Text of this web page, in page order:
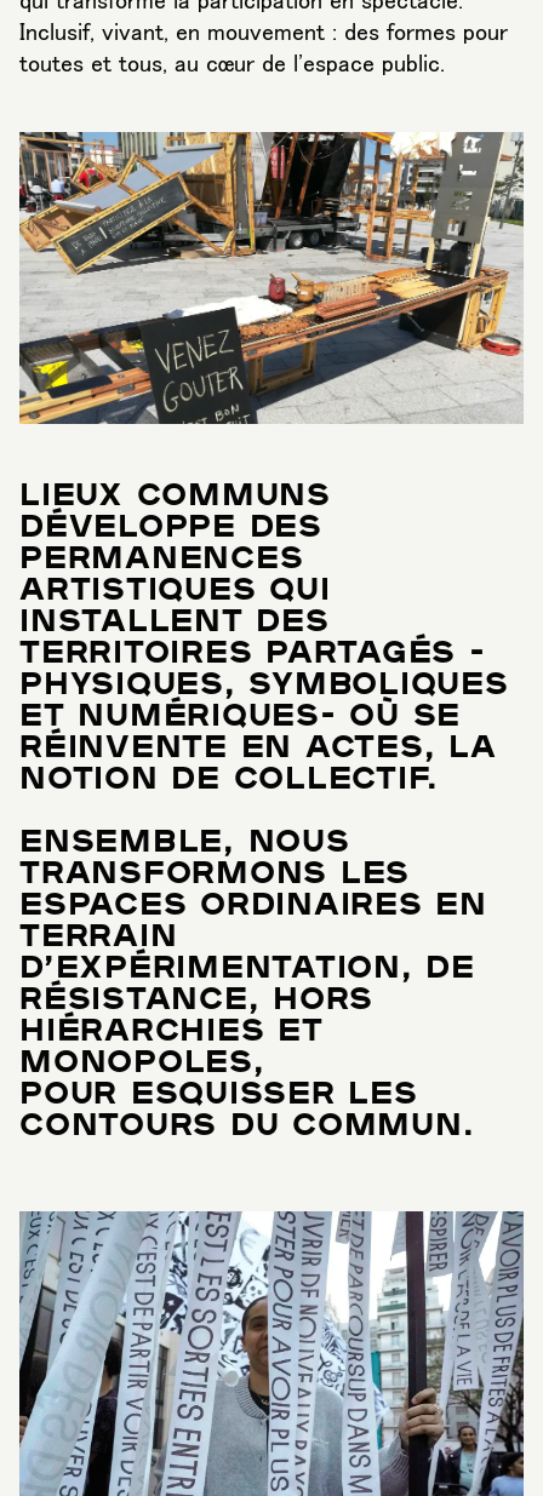
Inclusif, vivant, en mouvement : des formes pour
toutes et tous, au cœur de l'espace public.
LIEUX COMMUNS
DÉVELOPPE DES
PERMANENCES
ARTISTIQUES QUI
INSTALLENT DES
TERRITOIRES PARTAGÉS -
PHYSIQUES, SYMBOLIQUES
ET NUMÉRIQUES- OÙ SE
RÉINVENTE EN ACTES, LA
NOTION DE COLLECTIF.
ENSEMBLE, NOUS
TRANSFORMONS LES
ESPACES ORDINAIRES EN
TERRAIN
D’EXPÉRIMENTATION, DE
RÉSISTANCE, HORS
HIÉRARCHIES ET
MONOPOLES,
POUR ESQUISSER LES
CONTOURS DU COMMUN.